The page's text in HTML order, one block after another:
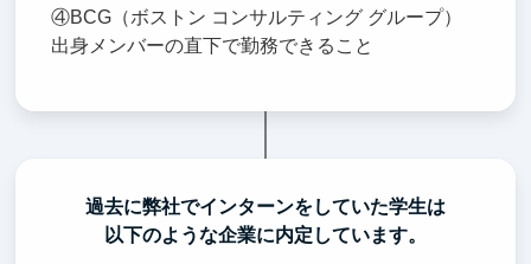
④BCG（ボストン コンサルティング グループ）
出身メンバーの直下で勤務できること
過去に弊社でインターンをしていた学生は
以下のような企業に内定しています。